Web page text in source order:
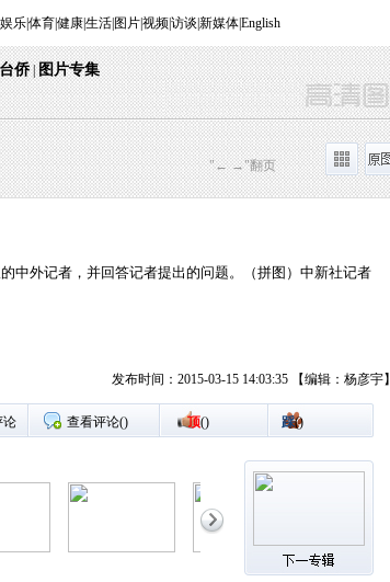
娱乐|体育|健康|生活| 图片|视频|访谈 新媒体|English
侨|图片专集
"← →"翻页
中外记者，并回答记者提出的问题。（拼图）中新社记者
发布时间：2015-03-15 14:03:35 【编辑：杨彦宇】
论 查看评论() 顶() 踩()